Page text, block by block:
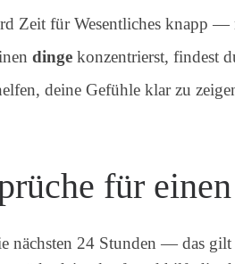
Zeit für Wesentliches knapp —
dinge konzentrierst, findest
deine Gefühle klar zu
für
nächsten 24 Stunden — das gilt